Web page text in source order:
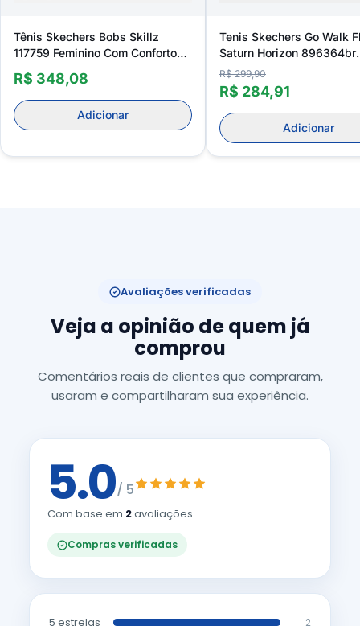
Tênis Skechers Bobs Skillz
117759 Feminino Com Conforto
Extra
R$ 348,08
Adicionar
Tenis Skechers Go Walk
Saturn Horizon 896364br
Feminino
R$ 299,90
R$ 284,91
Adicionar
Avaliações verificadas
Veja a opinião de quem já
comprou
Comentários reais de clientes que compraram,
usaram e compartilharam sua experiência.
5.0/ 5
Com base em 2avaliações
Compras verificadas
5 estrelas 2